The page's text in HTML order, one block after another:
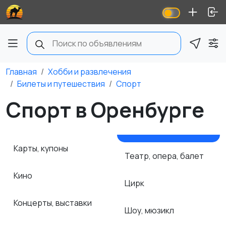
Главная
Хобби и развлечения
Билеты и путешествия
Спорт
Спорт в Оренбурге
Карты, купоны
Кино
Концерты, выставки
Театр, опера, балет
Цирк
Шоу, мюзикл